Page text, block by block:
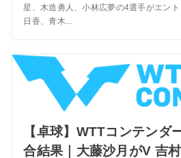
星、木造勇人、小林広夢の4選手がエン
日香、青木...
【卓球】WTTコンテンダ
合結果｜大藤沙月がV 吉